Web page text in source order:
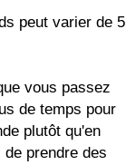
peut varier de 5
vous passez
de temps pour
plutôt qu'en
prendre des